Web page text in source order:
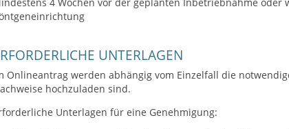
UNTERLAGEN
Onlineantrag werden abhängig vom Einzelfall die
hochzuladen sind.
Unterlagen für eine Genehmigung: